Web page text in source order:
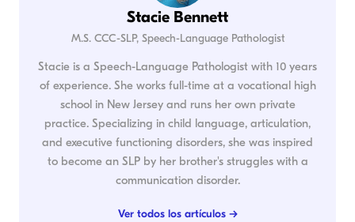
Stacie Bennett
M.S. CCC-SLP, Speech-Language Pathologist
Stacie is a Speech-Language Pathologist with 10 years
of experience. She works full-time at a vocational high
school in New Jersey and runs her own private
practice. Specializing in child language, articulation,
and executive functioning disorders, she was inspired
to become an SLP by her brother's struggles with a
communication disorder.
Ver todos los artículos →